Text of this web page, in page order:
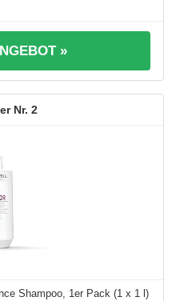
»
2
Shampoo, 1er Pack (1 x 1 l)